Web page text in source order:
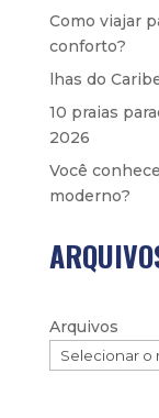
Como viajar
conforto?
lhas do
10 praias
2026
Você
moderno?
Arquivos